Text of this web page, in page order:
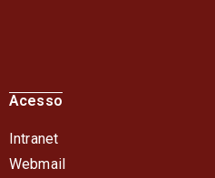
Acesso
Intranet
Webmail